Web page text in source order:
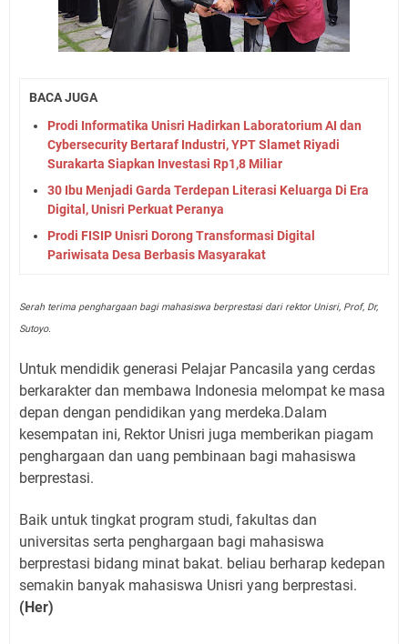
BACA JUGA
Prodi Informatika Unisri Hadirkan Laboratorium AI dan
Cybersecurity Bertaraf Industri, YPT Slamet Riyadi
Surakarta Siapkan Investasi Rp1,8 Miliar
30 Ibu Menjadi Garda Terdepan Literasi Keluarga Di Era
Digital, Unisri Perkuat Peranya
Prodi FISIP Unisri Dorong Transformasi Digital
Pariwisata Desa Berbasis Masyarakat
Serah terima penghargaan bagi mahasiswa berprestasi dari rektor Unisri, Prof, Dr,
Sutoyo.
Untuk mendidik generasi Pelajar Pancasila yang cerdas
berkarakter dan membawa Indonesia melompat ke masa
depan dengan pendidikan yang merdeka.Dalam
kesempatan ini, Rektor Unisri juga memberikan piagam
penghargaan dan uang pembinaan bagi mahasiswa
berprestasi.
Baik untuk tingkat program studi, fakultas dan
universitas serta penghargaan bagi mahasiswa
berprestasi bidang minat bakat. beliau berharap kedepan
semakin banyak mahasiswa Unisri yang berprestasi.
(Her)